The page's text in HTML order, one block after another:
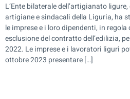
L’Ente bilaterale dell’artigianato
artigiane e sindacali della Liguria, ha
le imprese e i loro dipendenti, in
esclusione del contratto dell’edilizia,
2022. Le imprese e i lavoratori liguri
ottobre 2023 presentare […]